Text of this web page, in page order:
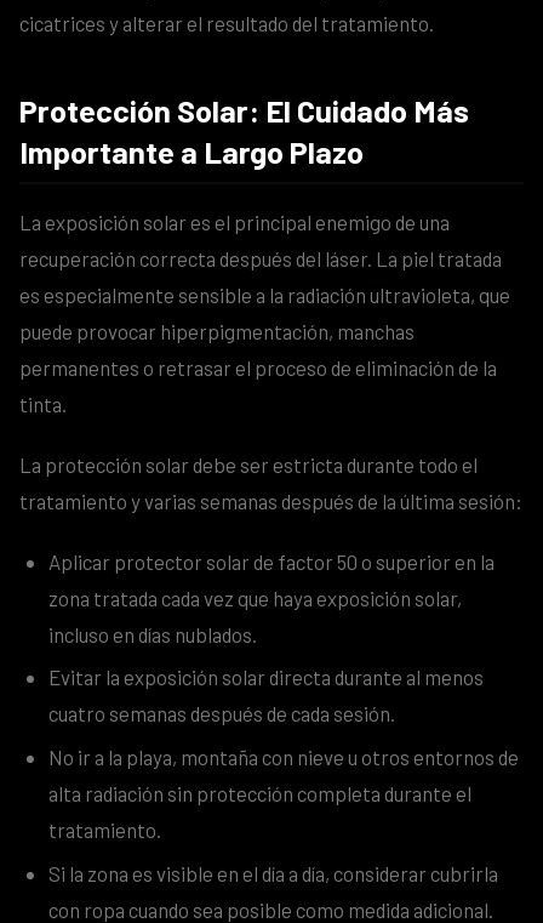
cicatrices y alterar el resultado del tratamiento.
Protección Solar: El Cuidado Más
Importante a Largo Plazo
La exposición solar es el principal enemigo de una
recuperación correcta después del láser. La piel tratada
es especialmente sensible a la radiación ultravioleta, que
puede provocar hiperpigmentación, manchas
permanentes o retrasar el proceso de eliminación de la
tinta.
La protección solar debe ser estricta durante todo el
tratamiento y varias semanas después de la última sesión:
Aplicar protector solar de factor 50 o superior en la
zona tratada cada vez que haya exposición solar,
incluso en días nublados.
Evitar la exposición solar directa durante al menos
cuatro semanas después de cada sesión.
No ir a la playa, montaña con nieve u otros entornos de
alta radiación sin protección completa durante el
tratamiento.
Si la zona es visible en el día a día, considerar cubrirla
con ropa cuando sea posible como medida adicional.